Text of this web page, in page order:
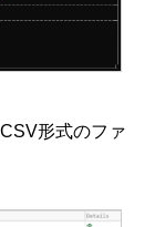
形式のファ